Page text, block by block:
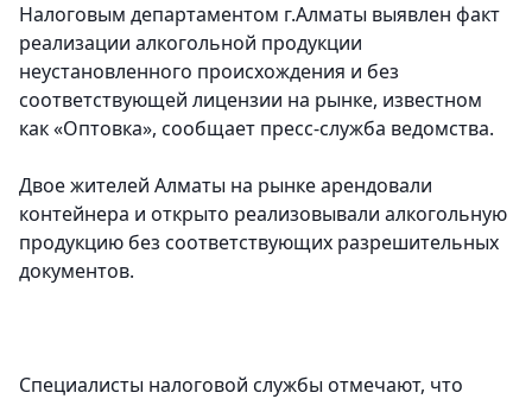
Налоговым департаментом г.Алматы выявлен факт
реализации алкогольной продукции
неустановленного происхождения и без
соответствующей лицензии на рынке, известном
как «Оптовка», сообщает пресс-служба ведомства.
Двое жителей Алматы на рынке арендовали
контейнера и открыто реализовывали алкогольную
продукцию без соответствующих разрешительных
документов.
Специалисты налоговой службы отмечают, что